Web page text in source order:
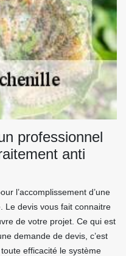
professionnel
anti
l’accomplissement d’une
Le devis vous fait connaitre
de votre projet. Ce qui est
demande de devis, c’est
efficacité le système